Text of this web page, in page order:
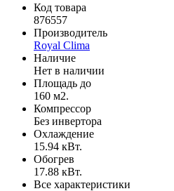
Код товара
876557
Производитель
Royal Clima
Наличие
Нет в наличии
Площадь до
160 м2.
Компрессор
Без инвертора
Охлаждение
15.94 кВт.
Обогрев
17.88 кВт.
Все характеристики